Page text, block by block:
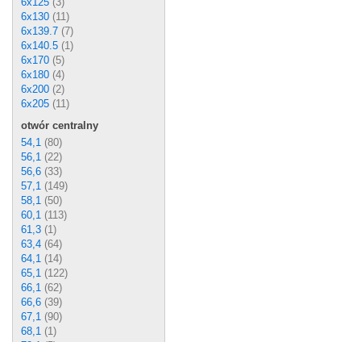
6x130 (11)
6x139.7 (7)
6x140.5 (1)
6x170 (5)
6x180 (4)
6x200 (2)
6x205 (11)
otwór centralny
54,1 (80)
56,1 (22)
56,6 (33)
57,1 (149)
58,1 (50)
60,1 (113)
61,3 (1)
63,4 (64)
64,1 (14)
65,1 (122)
66,1 (62)
66,6 (39)
67,1 (90)
68,1 (1)